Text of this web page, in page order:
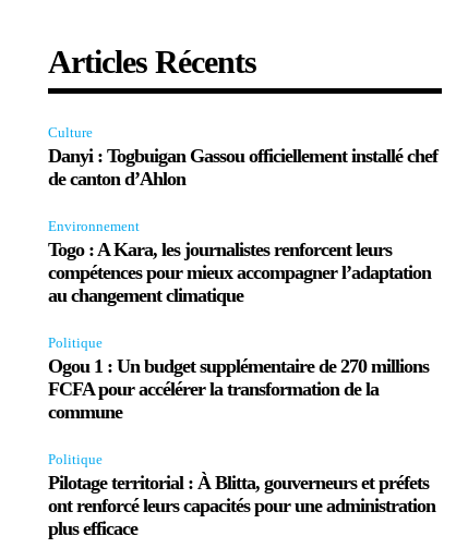
Articles Récents
Culture
Danyi : Togbuigan Gassou officiellement installé chef
de canton d’Ahlon
Environnement
Togo : A Kara, les journalistes renforcent leurs
compétences pour mieux accompagner l’adaptation
au changement climatique
Politique
Ogou 1 : Un budget supplémentaire de 270 millions
FCFA pour accélérer la transformation de la
commune
Politique
Pilotage territorial : À Blitta, gouverneurs et préfets
ont renforcé leurs capacités pour une administration
plus efficace